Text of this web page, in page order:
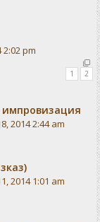
2:02 pm
1 2
2014 2:44 am
2014 1:01 am